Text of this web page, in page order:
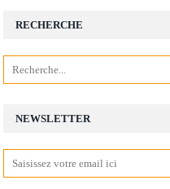
NEWSLETTER
RECHERCHE